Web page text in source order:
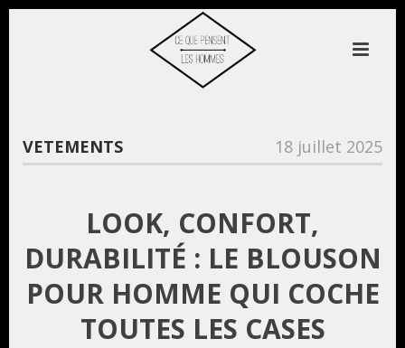
VETEMENTS 18 juillet 2025
LOOK, CONFORT,
DURABILITÉ : LE BLOUSON
POUR HOMME QUI COCHE
TOUTES LES CASES